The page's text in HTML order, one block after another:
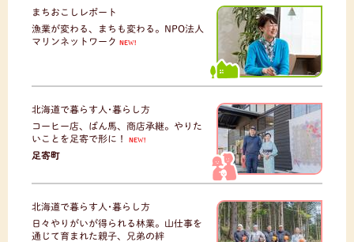
まちおこしレポート
漁業が変わる、まちも変わる。NPO法人
マリンネットワーク
NEW!
北海道で暮らす人･暮らし方
コーヒー店、ばん馬、商店承継。やりた
いことを足寄で形に！
NEW!
足寄町
北海道で暮らす人･暮らし方
日々やりがいが得られる林業。山仕事を
通じて育まれた親子、兄弟の絆